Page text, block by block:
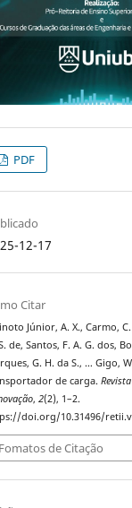
PDF
12-17
Citar
Júnior, A. X., Carmo,
de, Santos, F. A. G. dos,
G. H. da S., … Gigo,
de carga.
,2(2), 1–2.
doi.org/10.31496/
Fomatos de Citação